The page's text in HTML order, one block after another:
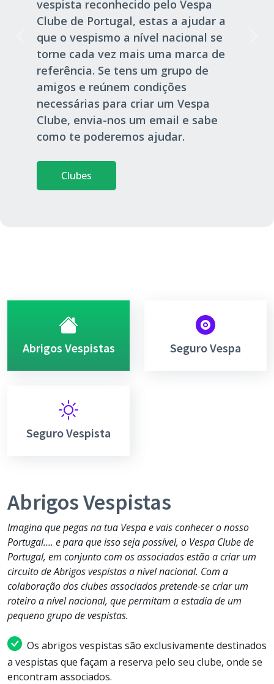
vespista reconhecido pelo Vespa
Clube de Portugal, estas a ajudar a
que o vespismo a nível nacional se
torne cada vez mais uma marca de
referência. Se tens um grupo de
amigos e reúnem condições
necessárias para criar um Vespa
Clube, envia-nos um email e sabe
como te poderemos ajudar.
Clubes
Abrigos Vespistas Seguro Vespa
Seguro Vespista
Abrigos Vespistas
Imagina que pegas na tua Vespa e vais conhecer o nosso
Portugal…. e para que isso seja possível, o Vespa Clube de
Portugal, em conjunto com os associados estão a criar um
circuito de Abrigos vespistas a nível nacional. Com a
colaboração dos clubes associados pretende-se criar um
roteiro a nível nacional, que permitam a estadia de um
pequeno grupo de vespistas.
Os abrigos vespistas são exclusivamente destinados
a vespistas que façam a reserva pelo seu clube, onde se
encontram associados.